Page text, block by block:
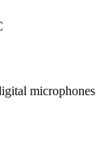
microphones